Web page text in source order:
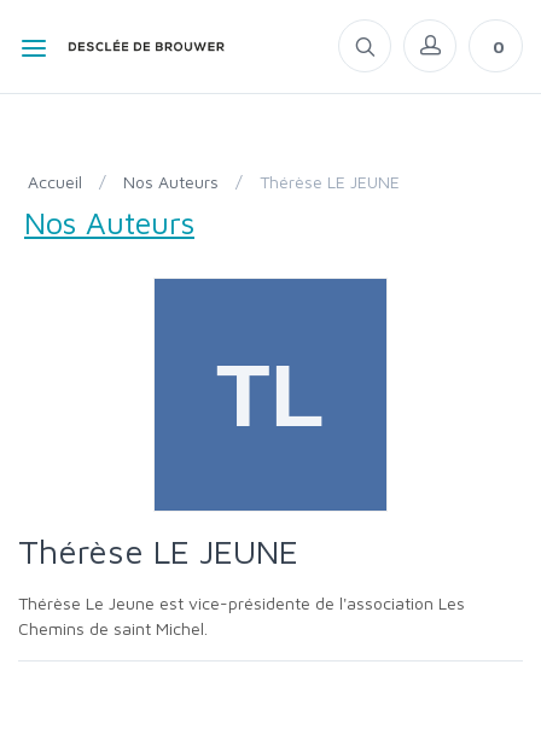
0
Accueil / Nos Auteurs / Thérèse LE JEUNE
Nos Auteurs
Thérèse LE JEUNE
Thérèse Le Jeune est vice-présidente de l'association Les
Chemins de saint Michel.